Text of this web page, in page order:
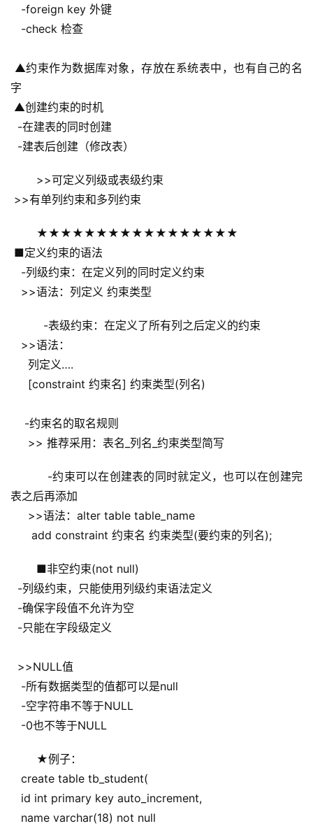
-foreign key 外键
-check 检查
▲约束作为数据库对象，存放在系统表中，也有自己的名
字
▲创建约束的时机
-在建表的同时创建
-建表后创建（修改表）
>>可定义列级或表级约束
>>有单列约束和多列约束
★★★★★★★★★★★★★★★★★
■定义约束的语法
-列级约束：在定义列的同时定义约束
>>语法：列定义 约束类型
-表级约束：在定义了所有列之后定义的约束
>>语法：
列定义….
[constraint 约束名] 约束类型(列名)
-约束名的取名规则
>> 推荐采用：表名_列名_约束类型简写
-约束可以在创建表的同时就定义，也可以在创建完
表之后再添加
>>语法：alter table table_name
add constraint 约束名 约束类型(要约束的列名);
■非空约束(not null)
-列级约束，只能使用列级约束语法定义
-确保字段值不允许为空
-只能在字段级定义
>>NULL值
-所有数据类型的值都可以是null
-空字符串不等于NULL
-0也不等于NULL
★例子：
create table tb_student(
id int primary key auto_increment,
name varchar(18) not null